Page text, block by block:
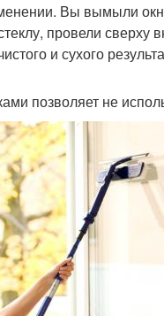
Вы вымыли
провели сверху
и сухого
позволяет не